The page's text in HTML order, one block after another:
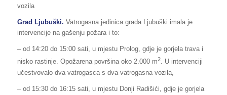
vozila
Grad Ljubuški. Vatrogasna jedinica grada Ljubuški imala je
intervencije na gašenju požara i to:
– od 14:20 do 15:00 sati, u mjestu Prolog, gdje je gorjela trava i
nisko rastinje. Opožarena površina oko 2.000 m2. U intervenciji
učestvovalo dva vatrogasca s dva vatrogasna vozila,
– od 15:30 do 16:15 sati, u mjestu Donji Radišići, gdje je gorjela